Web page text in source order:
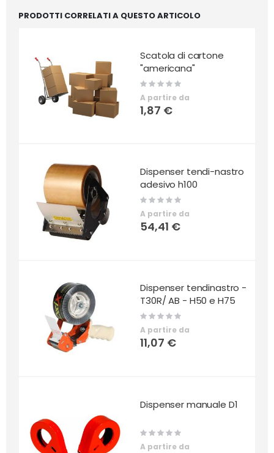
PRODOTTI CORRELATI A QUESTO ARTICOLO
Scatola di cartone
"americana"
Rating:
0%
A partire da
1,87 €
Dispenser tendi-nastro
adesivo h100
Rating:
0%
A partire da
54,41 €
Dispenser tendinastro -
T30R/ AB - H50 e H75
Rating:
A partire da
11,07 €
Dispenser manuale D1
Rating:
0%
A partire da